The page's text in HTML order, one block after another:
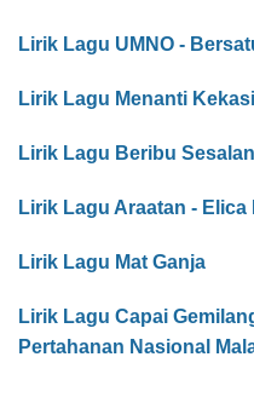
Lirik Lagu UMNO -
Lirik Lagu Menanti
Lirik Lagu Beribu
Lirik Lagu Araatan - Elica
Lirik Lagu Mat Ganja
Lirik Lagu Capai
Pertahanan Nasional